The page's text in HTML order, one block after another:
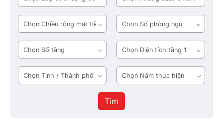
hình
công
trình
cách
thiết
kế
Chiều
rộng
mặt
tiền
Số
phòng
ngủ
Số
tầng
Diện
tích
tầng
1
Tỉnh
/
Năm
thực
hiện
Tìm